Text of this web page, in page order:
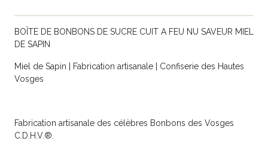
BOÎTE DE BONBONS DE SUCRE CUIT A FEU NU SAVEUR MIEL
DE SAPIN
Miel de Sapin | Fabrication artisanale | Confiserie des Hautes
Vosges
Fabrication artisanale des célèbres Bonbons des Vosges
C.D.H.V.®.